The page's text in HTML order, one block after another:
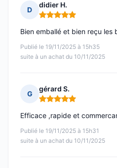
D
didier H.
Note : 5 sur 5
Publié le 19/11/2025 à 15h35
suite à un achat du 10/11/2025
Bien emballé et bien reçu les
G
gérard S.
Note : 5 sur 5
Publié le 19/11/2025 à 15h31
suite à un achat du 10/11/2025
Efficace ,rapide et